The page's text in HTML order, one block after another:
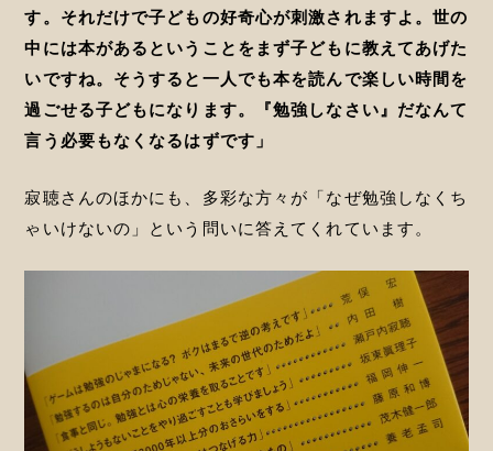
す。それだけで子どもの好奇心が刺激されますよ。世の
中には本があるということをまず子どもに教えてあげた
いですね。そうすると一人でも本を読んで楽しい時間を
過ごせる子どもになります。『勉強しなさい』だなんて
言う必要もなくなるはずです」
寂聴さんのほかにも、多彩な方々が「なぜ勉強しなくち
ゃいけないの」という問いに答えてくれています。